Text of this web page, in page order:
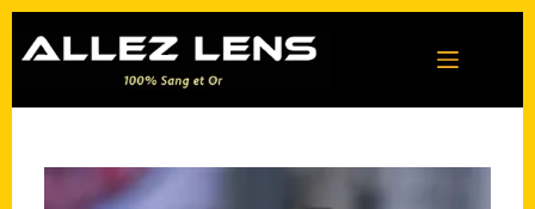
contenu